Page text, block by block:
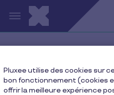
Aller au contenu principal
Google Pay : Que faire si
volé ?
Pluxee utilise des cookies sur
bon fonctionnement (cookies
offrir la meilleure expérience